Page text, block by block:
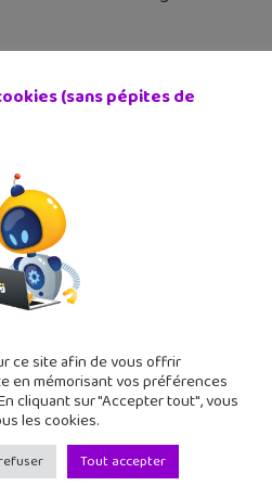
créer tes morceaux de rap !
tes propres punchlines
Pose Ton Flow est une
applications géniales pour
(sans pépites de
ce site afin de vous offrir
en mémorisant vos préférences
cliquant sur "Accepter tout", vous
les cookies.
Tout accepter